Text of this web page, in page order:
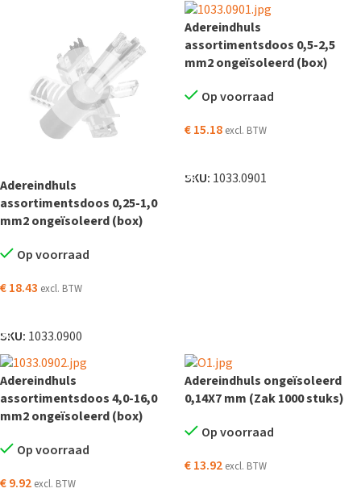
Adereindhuls
assortimentsdoos 0,25-1,0
mm2 ongeïsoleerd (box)
Op voorraad
€18.43 excl. BTW
SKU: 1033.0900
Adereindhuls
assortimentsdoos 0,5-2,5
mm2 ongeïsoleerd (box)
Op voorraad
€15.18 excl. BTW
SKU: 1033.0901
Adereindhuls
assortimentsdoos 4,0-16,0
mm2 ongeïsoleerd (box)
Op voorraad
€9.92 excl. BTW
Adereindhuls ongeïsoleerd
0,14X7 mm (Zak 1000 stuks)
Op voorraad
€13.92 excl. BTW